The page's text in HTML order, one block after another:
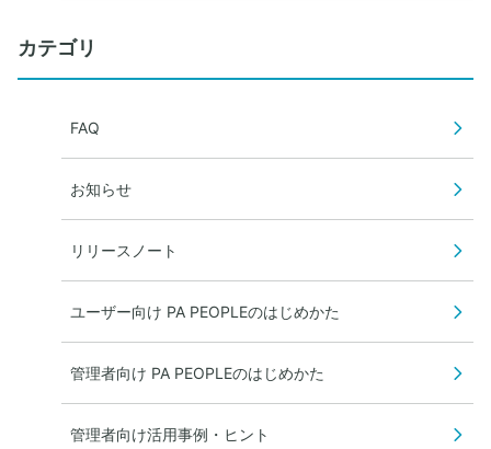
カテゴリ
FAQ
お知らせ
リリースノート
ユーザー向け PA PEOPLEのはじめかた
管理者向け PA PEOPLEのはじめかた
管理者向け活用事例・ヒント